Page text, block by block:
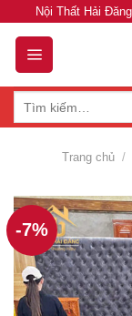
content
Nội Thất Hải
Trang chủ /
-7%